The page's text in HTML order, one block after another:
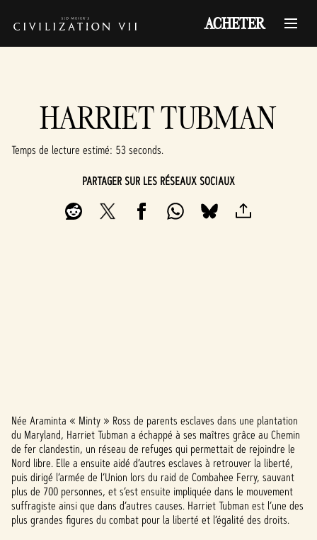
ACHETER
HARRIET TUBMAN
Temps de lecture estimé 53 seconds
PARTAGER SUR LES RÉSEAUX SOCIAUX
A
c
c
e
Née Araminta « Minty » Ross de parents esclaves dans une plantation
du Maryland, Harriet Tubman a échappé à ses maîtres grâce au Chemin
de fer clandestin, un réseau de refuges qui permettait de rejoindre le
Nord libre. Elle a ensuite aidé d’autres esclaves à retrouver la liberté,
puis dirigé l’armée de l’Union lors du raid de Combahee Ferry, sauvant
plus de 700 personnes, et s’est ensuite impliquée dans le mouvement
suffragiste ainsi que dans d’autres causes. Harriet Tubman est l’une des
plus grandes figures du combat pour la liberté et l’égalité des droits.